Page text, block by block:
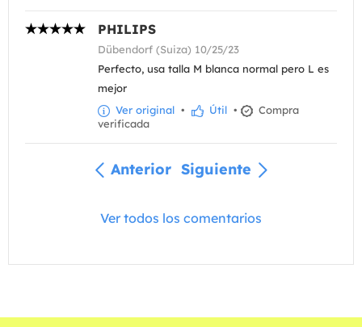
PHILIPS
Dübendorf (Suiza) 10/25/23
Perfecto, usa talla M blanca normal pero L es
mejor
Ver original • Útil •
Compra
verificada
Anterior Siguiente
Ver todos los comentarios